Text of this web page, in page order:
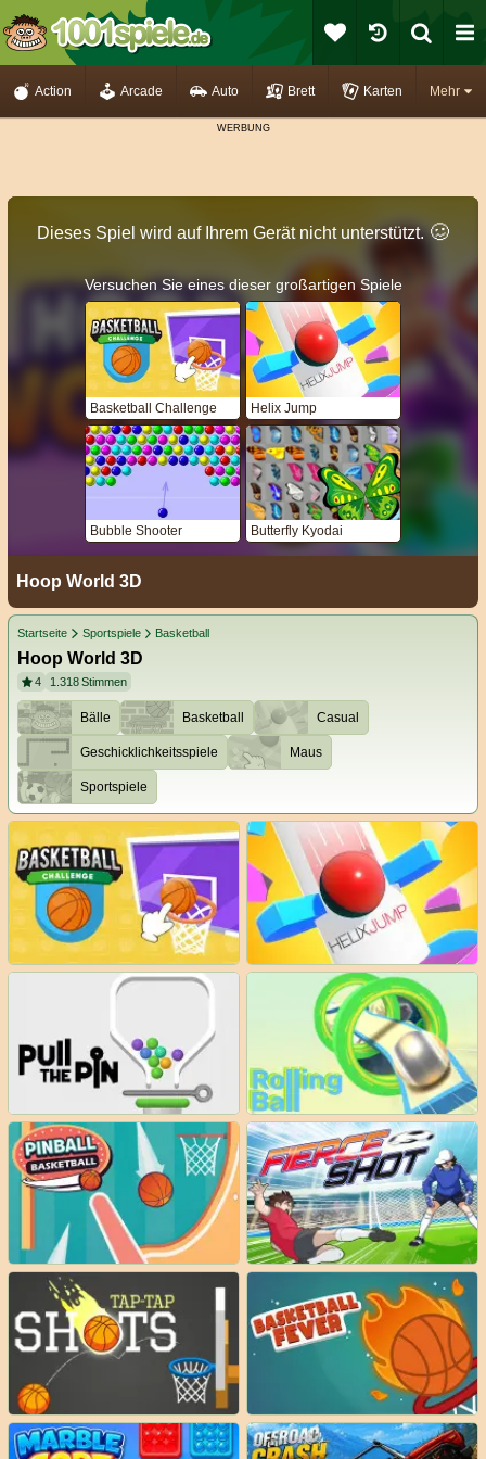
Mehr
Action Arcade Auto Brett Karten
Dieses Spiel wird auf Ihrem Gerät nicht unterstützt. 🥴️
Versuchen Sie eines dieser großartigen Spiele
Basketball Challenge Helix Jump
Bubble Shooter Butterfly Kyodai
Hoop World 3D
Startseite Sportspiele Basketball
Hoop World 3D
4 1.318Stimmen
Bälle Basketball Casual
Geschicklichkeitsspiele Maus
Sportspiele